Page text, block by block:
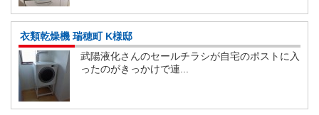
衣類乾燥機 瑞穂町 K様邸
武陽液化さんのセールチラシが自宅のポストに入
ったのがきっかけで連...